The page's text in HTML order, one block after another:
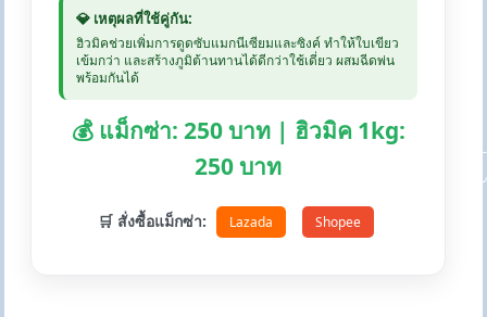
💎 เหตุผลที่ใช้คู่กัน:
ฮิวมิคช่วยเพิ่มการดูดซับแมกนีเซียมและซิงค์ ทำให้ใบเขียว
เข้มกว่า และสร้างภูมิต้านทานได้ดีกว่าใช้เดี่ยว ผสมฉีดพ่น
พร้อมกันได้
💰 แม็กซ่า: 250 บาท | ฮิวมิค 1kg:
250 บาท
🛒 สั่งซื้อแม็กซ่า: Lazada Shopee